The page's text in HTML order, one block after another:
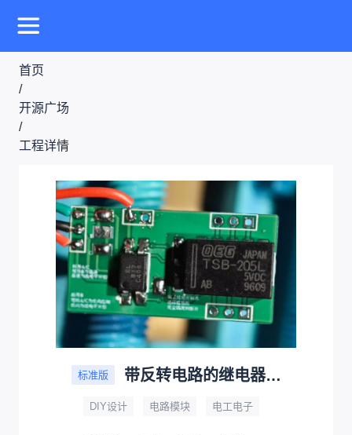
首页
/
开源广场
/
工程详情
标准版 带反转电路的继电器模块
DIY设计 电路模块 电工电子